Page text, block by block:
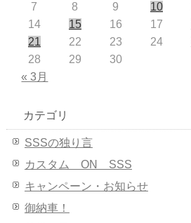
7
8 9 10
14
15 16 17
21
22 23 24
28
29
30
« 3月
カテゴリ
SSSの独り言
カスタム ON SSS
キャンペーン・お知らせ
御納車！